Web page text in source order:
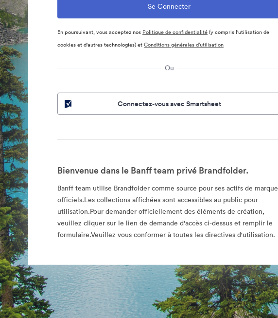
En poursuivant, vous acceptez nos Politique de confidentialité(y compris l'utilisation de
cookies et d'autres technologies) etConditions générales d’utilisation
Ou
Connectez-vous avec Smartsheet
Bienvenue dans le Banff team privé Brandfolder.
Banff team utilise Brandfolder comme source pour ses actifs de marque
officiels.Les collections affichées sont accessibles au public pour
utilisation.Pour demander officiellement des éléments de création,
veuillez cliquer sur le lien de demande d'accès ci-dessus et remplir le
formulaire.Veuillez vous conformer à toutes les directives d'utilisation.